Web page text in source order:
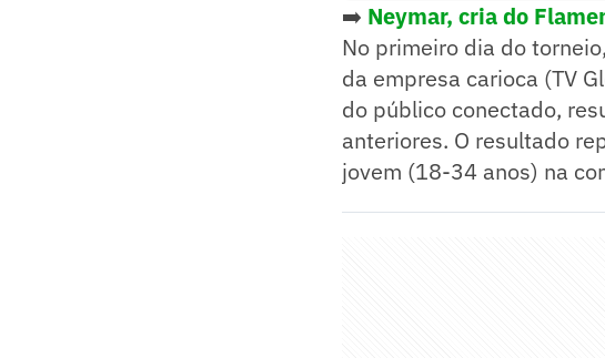
➡️ Neymar, cria do
No primeiro dia do
da empresa carioca (TV
do público conectado,
anteriores. O resultado
jovem (18-34 anos) na